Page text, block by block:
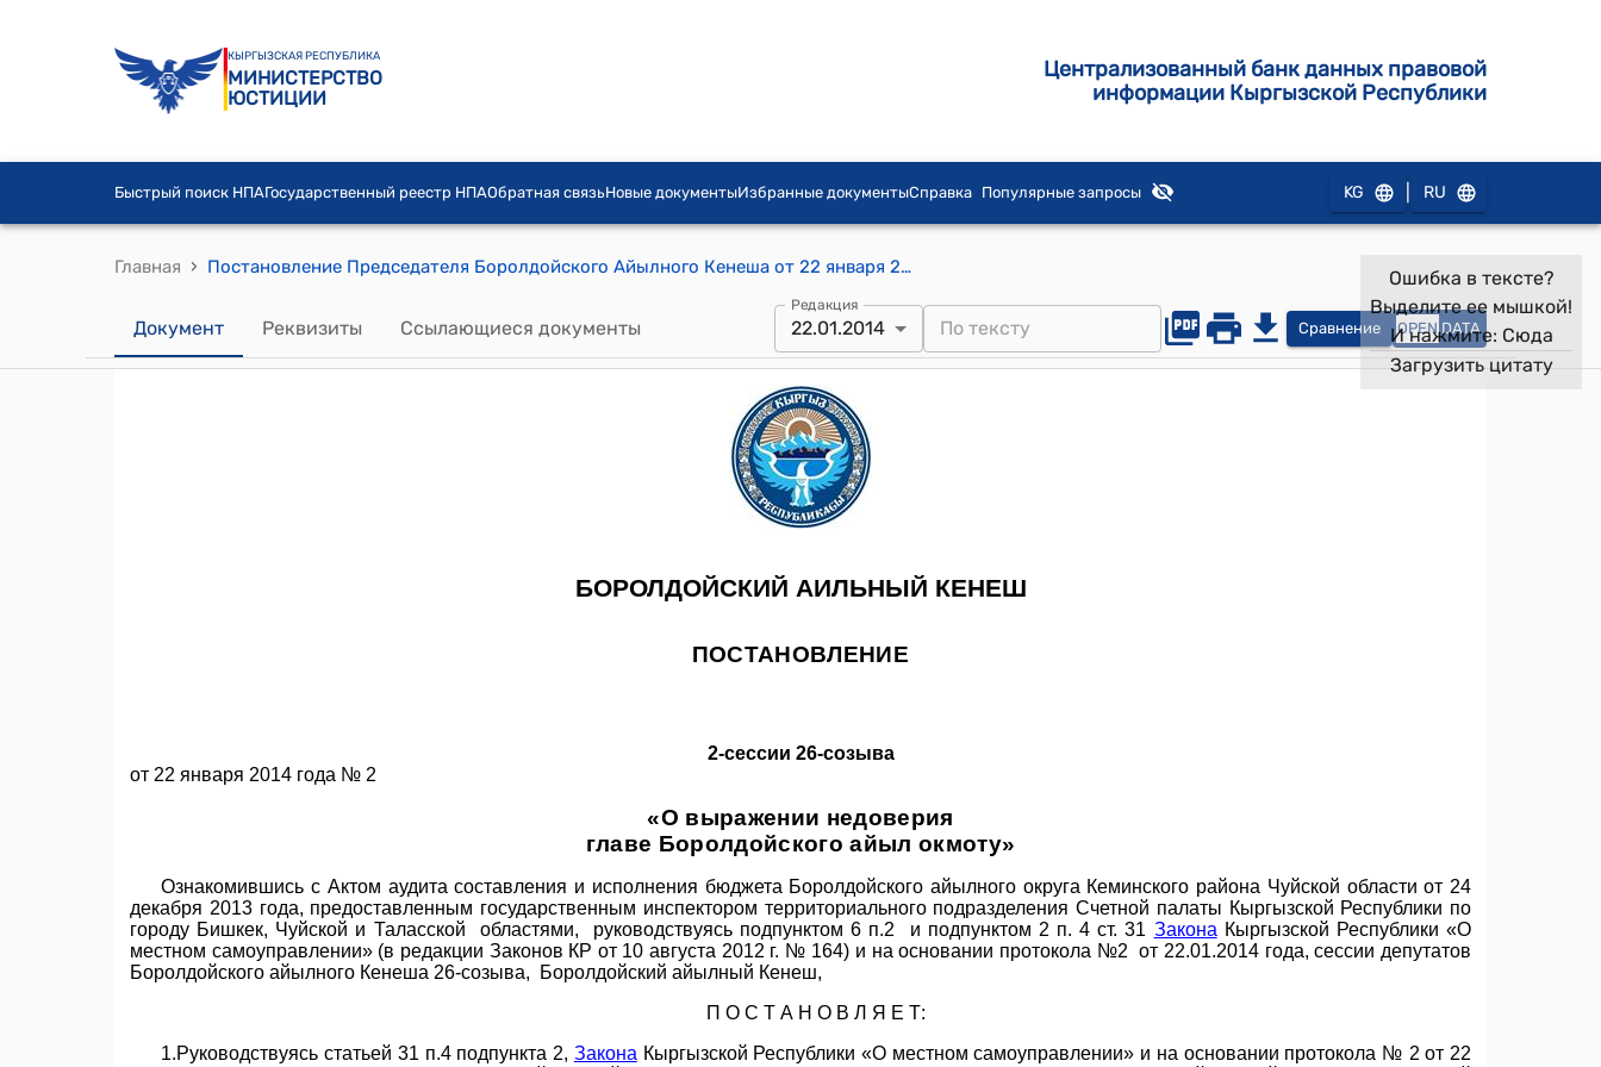
КЫРГЫЗСКАЯ РЕСПУБЛИКА
МИНИСТЕРСТВО
ЮСТИЦИИ
Централизованный банк данных правовой
информации Кыргызской Республики
Быстрый поиск НПАГосударственный реестр НПАОбратная связьНовые документыИзбранные документыСправка Популярные запросы KG RU
Главная › Постановление Председателя Боролдойского Айылного Кенеша от 22 января 2014 года № 2 (О выражении недоверия главе Боролдойского айыл окмоту)
Документ Реквизиты Ссылающиеся документы
Редакция
22.01.2014 Сравнение OPEN DATA
Ошибка в тексте?
Выделите ее мышкой!
И нажмите: Сюда
Загрузить цитату